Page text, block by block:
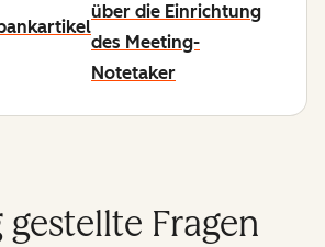
über die Einrichtung
des Meeting-
Notetaker
gestellte Fragen